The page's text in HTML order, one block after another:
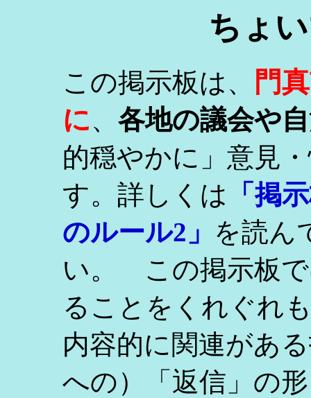
ちょ
この掲示板は、
門
に、 各地の議会や
的穏やかに」意見
す。詳しくは
「掲
のルール2」 を読ん
い。 この掲示板で
ることをくれぐれ
内容的に関連があ
への）「返信」の